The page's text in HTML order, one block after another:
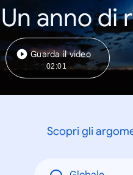
Un anno di
Guarda il video
02:01
Scopri gli